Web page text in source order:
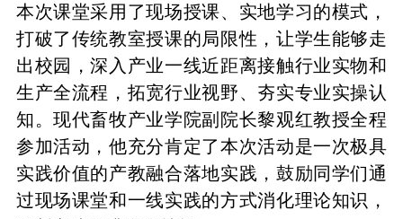
本次课堂采用了现场授课、实地学习的模式，
打破了传统教室授课的局限性，让学生能够走
出校园，深入产业一线近距离接触行业实物和
生产全流程，拓宽行业视野、夯实专业实操认
知。现代畜牧产业学院副院长黎观红教授全程
参加活动，他充分肯定了本次活动是一次极具
实践价值的产教融合落地实践，鼓励同学们通
过现场课堂和一线实践的方式消化理论知识，